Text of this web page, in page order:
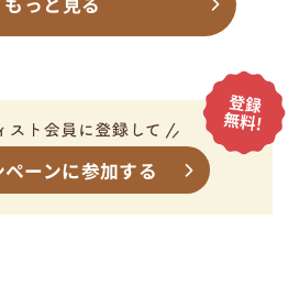
ーンに参加する